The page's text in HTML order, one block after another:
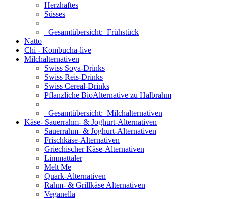
Herzhaftes
Süsses
Gesamtübersicht: Frühstück
Natto
Chi - Kombucha-live
Milchalternativen
Swiss Soya-Drinks
Swiss Reis-Drinks
Swiss Cereal-Drinks
Pflanzliche BioAlternative zu Halbrahm
Gesamtübersicht: Milchalternativen
Käse- Sauerrahm- & Joghurt-Alternativen
Sauerrahm- & Joghurt-Alternativen
Frischkäse-Alternativen
Griechischer Käse-Alternativen
Limmattaler
Melt Me
Quark-Alternativen
Rahm- & Grillkäse Alternativen
Veganella